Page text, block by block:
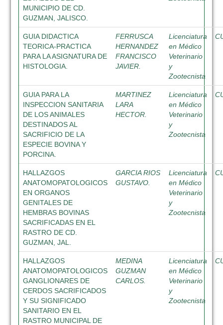
MUNICIPIO DE CD.
GUZMAN, JALISCO.
GUIA DIDACTICA
TEORICA-PRACTICA
PARA LA ASIGNATURA DE
HISTOLOGIA.
FERRUSCA
HERNANDEZ
FRANCISCO
JAVIER.
Licenciatura
en Médico
Veterinario
y
Zootecnista
GUIA PARA LA
INSPECCION SANITARIA
DE LOS ANIMALES
DESTINADOS AL
SACRIFICIO DE LA
ESPECIE BOVINA Y
PORCINA.
MARTINEZ
LARA
HECTOR.
Licenciatura
en Médico
Veterinario
y
Zootecnista
HALLAZGOS
ANATOMOPATOLOGICOS
EN ORGANOS
GENITALES DE
HEMBRAS BOVINAS
SACRIFICADAS EN EL
RASTRO DE CD.
GUZMAN, JAL.
GARCIA RIOS
GUSTAVO.
Licenciatura
en Médico
Veterinario
y
Zootecnista
HALLAZGOS
ANATOMOPATOLOGICOS
GANGLIONARES DE
CERDOS SACRIFICADOS
Y SU SIGNIFICADO
SANITARIO EN EL
RASTRO MUNICIPAL DE
MEDINA
GUZMAN
CARLOS.
Licenciatura
en Médico
Veterinario
y
Zootecnista